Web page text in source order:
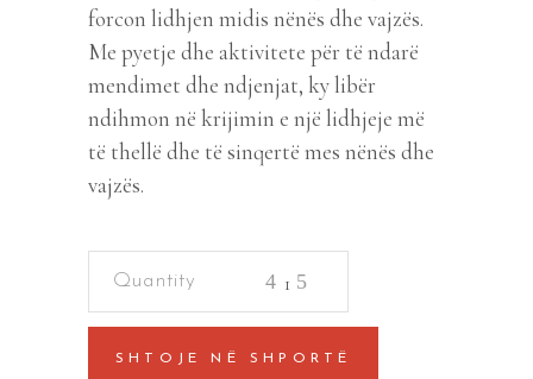
forcon lidhjen midis nënës dhe vajzës.
Me pyetje dhe aktivitete për të ndarë
mendimet dhe ndjenjat, ky libër
ndihmon në krijimin e një lidhjeje më
të thellë dhe të sinqertë mes nënës dhe
vajzës.
nesh
Mami
SHTOJE NË SHPORTË